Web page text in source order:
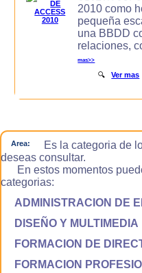
2010 como
pequeña
una BBDD
relaciones,
mas>>
🔍Ver mas
Area:
Es la categoria de
deseas consultar.
En estos momentos
categorias:
ADMINISTRACION DE
DISEÑO Y MULTIMEDIA
FORMACION DE
FORMACION